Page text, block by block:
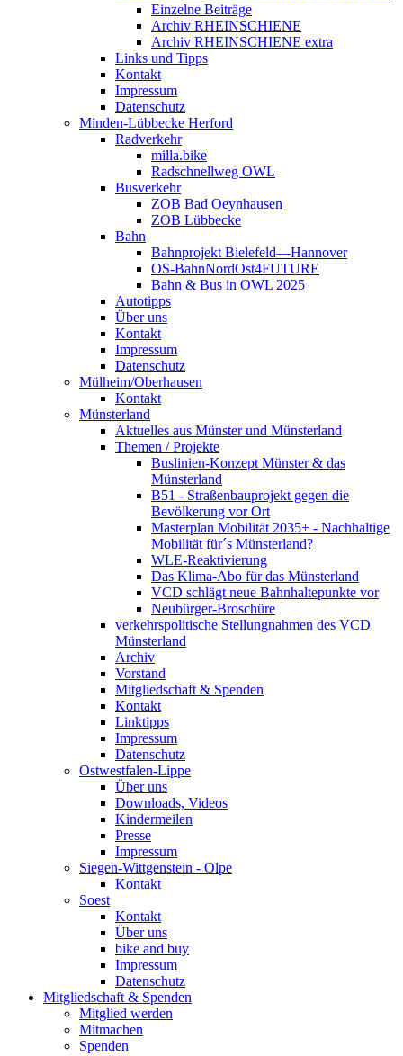
Einzelne Beiträge
Archiv RHEINSCHIENE
Archiv RHEINSCHIENE extra
Links und Tipps
Kontakt
Impressum
Datenschutz
Minden-Lübbecke Herford
Radverkehr
milla.bike
Radschnellweg OWL
Busverkehr
ZOB Bad Oeynhausen
ZOB Lübbecke
Bahn
Bahnprojekt Bielefeld—Hannover
OS-BahnNordOst4FUTURE
Bahn & Bus in OWL 2025
Autotipps
Über uns
Kontakt
Impressum
Datenschutz
Mülheim/Oberhausen
Kontakt
Münsterland
Aktuelles aus Münster und Münsterland
Themen / Projekte
Buslinien-Konzept Münster & das
Münsterland
B51 - Straßenbauprojekt gegen die
Bevölkerung vor Ort
Masterplan Mobilität 2035+ - Nachhaltige
Mobilität für´s Münsterland?
WLE-Reaktivierung
Das Klima-Abo für das Münsterland
VCD schlägt neue Bahnhaltepunkte vor
Neubürger-Broschüre
verkehrspolitische Stellungnahmen des VCD
Münsterland
Archiv
Vorstand
Mitgliedschaft & Spenden
Kontakt
Linktipps
Impressum
Datenschutz
Ostwestfalen-Lippe
Über uns
Downloads, Videos
Kindermeilen
Presse
Impressum
Siegen-Wittgenstein - Olpe
Kontakt
Soest
Kontakt
Über uns
bike and buy
Impressum
Datenschutz
Mitgliedschaft & Spenden
Mitglied werden
Mitmachen
Spenden